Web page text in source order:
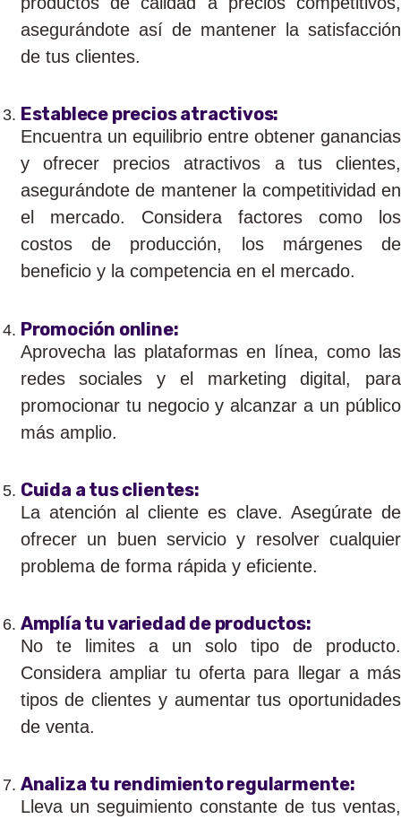
asegurándote así de mantener la satisfacción
de tus clientes.
Establece precios atractivos:
Encuentra un equilibrio entre obtener ganancias
y ofrecer precios atractivos a tus clientes,
asegurándote de mantener la competitividad en
el mercado. Considera factores como los
costos de producción, los márgenes de
beneficio y la competencia en el mercado.
Promoción online:
Aprovecha las plataformas en línea, como las
redes sociales y el marketing digital, para
promocionar tu negocio y alcanzar a un público
más amplio.
Cuida a tus clientes:
La atención al cliente es clave. Asegúrate de
ofrecer un buen servicio y resolver cualquier
problema de forma rápida y eficiente.
Amplía tu variedad de productos:
No te limites a un solo tipo de producto.
Considera ampliar tu oferta para llegar a más
tipos de clientes y aumentar tus oportunidades
de venta.
Analiza tu rendimiento regularmente:
Lleva un seguimiento constante de tus ventas,